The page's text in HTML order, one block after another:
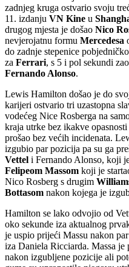
zadnjeg kruga ostvario svoju
11. izdanju VN Kine u
drugog mjesta je došao Nico
nevjerojatnu formu Mercedesa
do zadnje stepenice
za Ferrari, s 5 i pol sekundi
Fernando Alonso.
Lewis Hamilton došao je do
karijeri ostvario tri uzastopna
vodećeg Nice Rosberga na
kraja utrke bez ikakve
prošao bez većih incidenata.
izgubio par pozicija pa su ga
Vettel i Fernando Alonso, koji
Felipeom Massom koji je
Nico Rosberg s drugim
Bottasom nakon kojega je
Hamilton se lako odvojio od
oko sekunde iza aktualnog
je uspio prijeći Massu nakon
iza Daniela Ricciarda. Massa
nakon izgubljene pozicije ali